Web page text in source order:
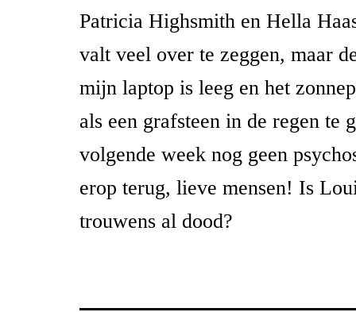
Patricia Highsmith en Hella
valt veel over te zeggen, maar
mijn laptop is leeg en het
als een grafsteen in de regen te
volgende week nog geen
erop terug, lieve mensen! Is
trouwens al dood?